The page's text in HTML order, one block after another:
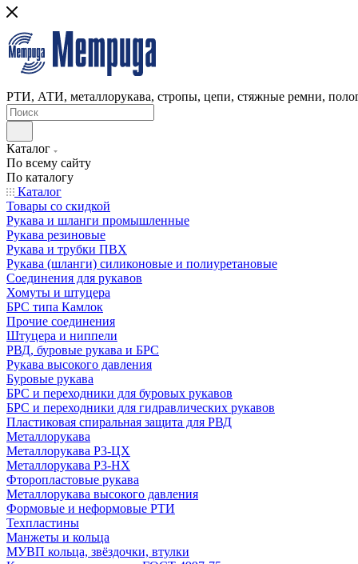
РТИ, АТИ, металлорукава, стропы, цепи, стяжные ремни,
Каталог
По всему сайту
По каталогу
Каталог
Товары со скидкой
Рукава и шланги промышленные
Рукава резиновые
Рукава и трубки ПВХ
Рукава (шланги) силиконовые и полиуретановые
Соединения для рукавов
Хомуты и штуцера
БРС типа Камлок
Прочие соединения
Штуцера и ниппели
РВД, буровые рукава и БРС
Рукава высокого давления
Буровые рукава
БРС и переходники для буровых рукавов
БРС и переходники для гидравлических рукавов
Пластиковая спиральная защита для РВД
Металлорукава
Металлорукава Р3-ЦХ
Металлорукава Р3-НХ
Фторопластовые рукава
Металлорукава высокого давления
Формовые и неформовые РТИ
Техпластины
Манжеты и кольца
МУВП кольца, звёздочки, втулки